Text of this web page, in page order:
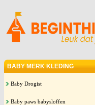
BABY MERK KLEDING
Baby Drogist
Baby paws babysloffen